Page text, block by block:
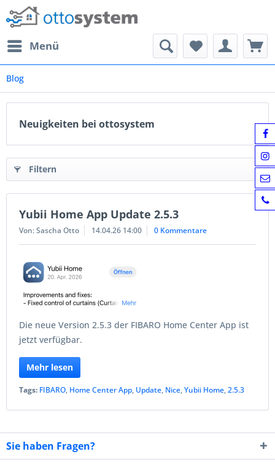
Menü
Blog
Neuigkeiten bei ottosystem
Filtern
Yubii Home App Update 2.5.3
Von: Sascha Otto 14.04.26 14:00 0 Kommentare
Die neue Version 2.5.3 der FIBARO Home Center App ist
jetzt verfügbar.
Mehr lesen
Tags: FIBARO, Home Center App, Update, Nice,Yubii Home,2.5.3
Sie haben Fragen?